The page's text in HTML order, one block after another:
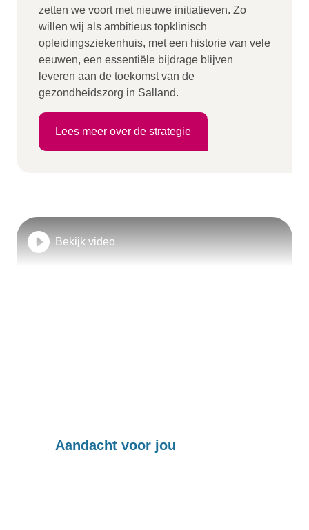
zetten we voort met nieuwe initiatieven. Zo
willen wij als ambitieus topklinisch
opleidingsziekenhuis, met een historie van vele
eeuwen, een essentiële bijdrage blijven
leveren aan de toekomst van de
gezondheidszorg in Salland.
Lees meer over de strategie
Bekijk video
Aandacht voor jou